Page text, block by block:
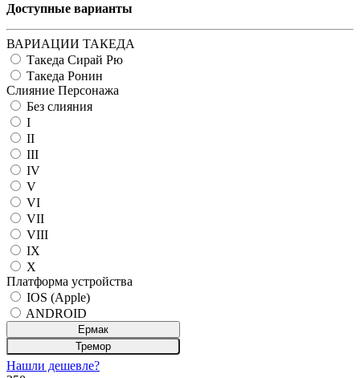
Доступные варианты
ВАРИАЦИИ ТАКЕДА
Такеда Сирай Рю
Такеда Ронин
Слияние Персонажа
Без слияния
I
II
III
IV
V
VI
VII
VIII
IX
X
Платформа устройства
IOS (Apple)
ANDROID
Ермак
Тремор
Нашли дешевле?